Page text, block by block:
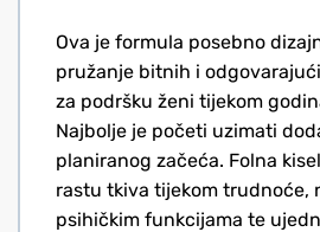
Ova je formula posebno
pružanje bitnih i
za podršku ženi tijekom
Najbolje je početi uzimati
planiranog začeća. Folna
rastu tkiva tijekom trudnoće,
psihičkim funkcijama te